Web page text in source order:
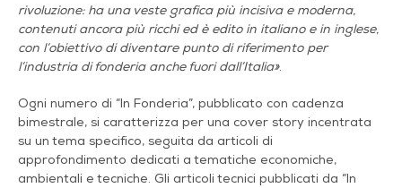
rivoluzione: ha una veste grafica più incisiva e moderna,
contenuti ancora più ricchi ed è edito in italiano e in inglese,
con l’obiettivo di diventare punto di riferimento per
l’industria di fonderia anche fuori dall’Italia».
Ogni numero di “In Fonderia”, pubblicato con cadenza
bimestrale, si caratterizza per una cover story incentrata
su un tema specifico, seguita da articoli di
approfondimento dedicati a tematiche economiche,
ambientali e tecniche. Gli articoli tecnici pubblicati da “In